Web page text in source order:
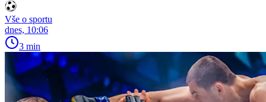
Vše o sportu
dnes, 10:06
3 min